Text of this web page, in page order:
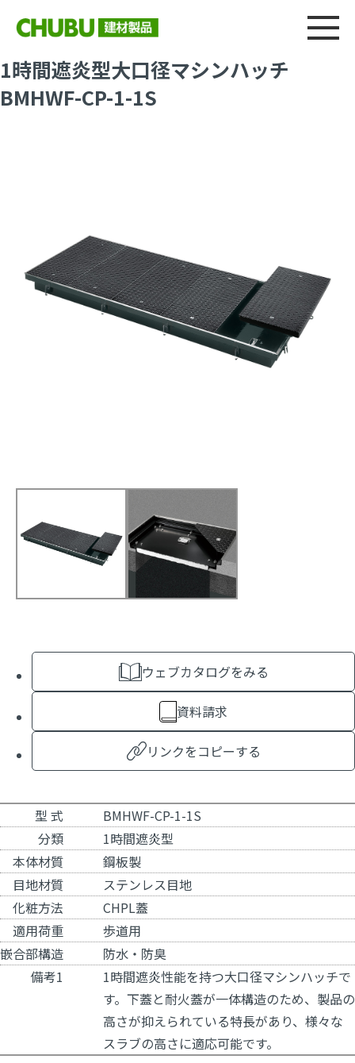
総合
1時間遮炎型大口径マシンハッチ
BMHWF-CP-1-1S
ウェブカタログをみる
資料請求
リンクをコピーする
型 式
BMHWF-CP-1-1S
分類
1時間遮炎型
本体材質
鋼板製
目地材質
ステンレス目地
化粧方法
CHPL蓋
適用荷重
歩道用
嵌合部構造
防水・防臭
備考1
1時間遮炎性能を持つ大口径マシンハッチで
す。下蓋と耐火蓋が一体構造のため、製品の
高さが抑えられている特長があり、様々な
スラブの高さに適応可能です。